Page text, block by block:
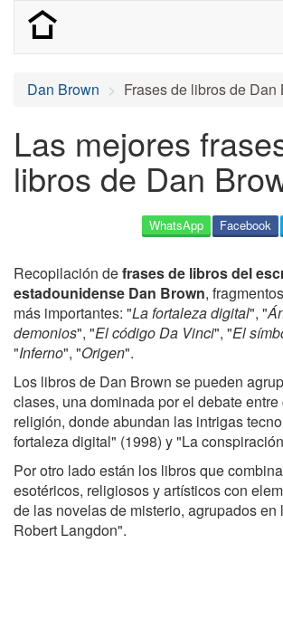
Dan Brown Frases de libros de Dan
Las mejores
libros de Dan
Facebook
WhatsApp
Recopilación defrases de libros del
estadounidense Dan Brown,
más importantes: "La fortaleza digital", "
demonios", "El código Da Vinci", "El
"Inferno", "Origen".
Los libros de Dan Brown se pueden
clases, una dominada por el debate
religión, donde abundan las intrigas
fortaleza digital" (1998) y "La
Por otro lado están los libros que
esotéricos, religiosos y artísticos con
de las novelas de misterio, agrupados en
Robert Langdon".